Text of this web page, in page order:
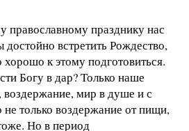
празднику нас
достойно встретить Рождество,
к этому подготовиться.
Богу в дар? Только наше
мир в душе и с
только воздержание от пищи,
Но в период